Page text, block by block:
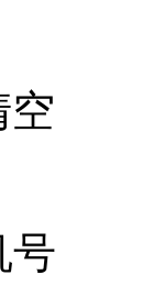
空
号